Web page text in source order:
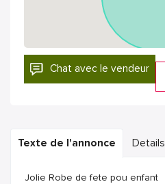
Chat avec le vendeur
Texte de l'annonce Details
Jolie Robe de fete pou enfant